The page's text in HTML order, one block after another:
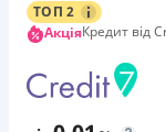
ТОП 2
АкціяКредит від